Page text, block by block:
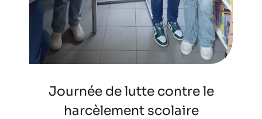
Journée de lutte contre le
harcèlement scolaire